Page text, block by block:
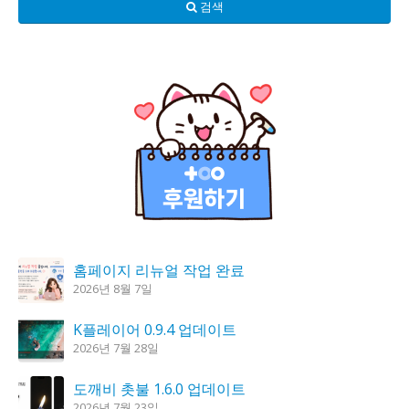
검색
홈페이지 리뉴얼 작업 완료
2026년 8월 7일
K플레이어 0.9.4 업데이트
2026년 7월 28일
도깨비 촛불 1.6.0 업데이트